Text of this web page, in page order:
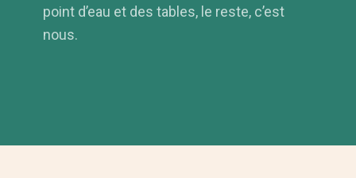
point d’eau et des tables, le reste, c’est
nous.